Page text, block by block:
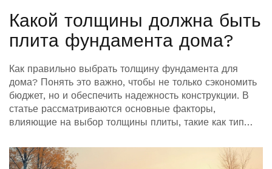
Какой толщины должна быть
плита фундамента дома?
Как правильно выбрать толщину фундамента для
дома? Понять это важно, чтобы не только сэкономить
бюджет, но и обеспечить надежность конструкции. В
статье рассматриваются основные факторы,
влияющие на выбор толщины плиты, такие как тип
Узнаете также о современных методах расчета и
советах профессионалов. Это поможет вам принять